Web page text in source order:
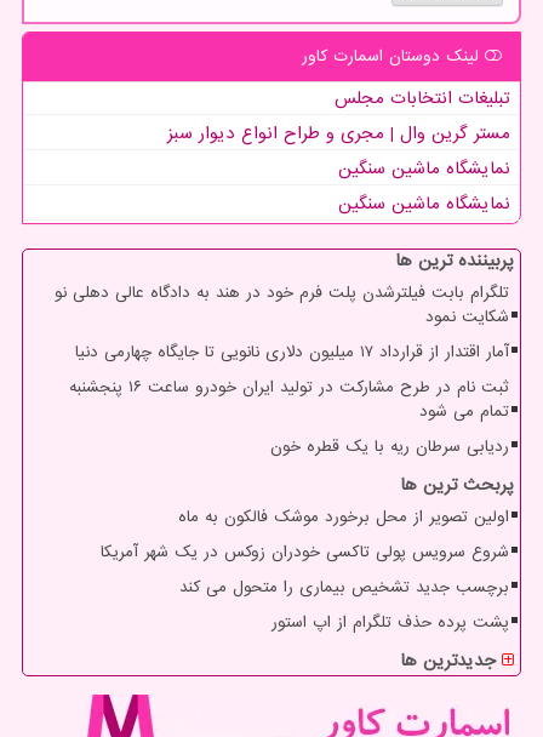
لینک دوستان اسمارت كاور
تبلیغات انتخابات مجلس
مستر گرین وال | مجری و طراح انواع دیوار سبز
نمایشگاه ماشین سنگین
نمایشگاه ماشین سنگین
پربیننده ترین ها
تلگرام بابت فیلترشدن پلت فرم خود در هند به دادگاه عالی دهلی نو
شکایت نمود
آمار اقتدار از قرارداد ۱۷ میلیون دلاری نانویی تا جایگاه چهارمی دنیا
ثبت نام در طرح مشارکت در تولید ایران خودرو ساعت ۱۶ پنجشنبه
تمام می شود
ردیابی سرطان ریه با یک قطره خون
پربحث ترین ها
اولین تصویر از محل برخورد موشک فالکون به ماه
شروع سرویس پولی تاکسی خودران زوکس در یک شهر آمریکا
برچسب جدید تشخیص بیماری را متحول می کند
پشت پرده حذف تلگرام از اپ استور
جدیدترین ها